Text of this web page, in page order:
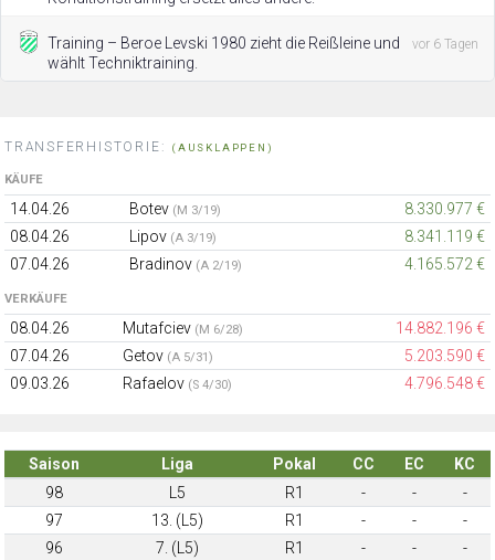
Training – Beroe Levski 1980 zieht die Reißleine und
wählt Techniktraining.
vor 6 Tagen
TRANSFERHISTORIE: (AUSKLAPPEN)
KÄUFE
14.04.26 Botev (M 3/19)
8.330.977 €
08.04.26
Lipov (A 3/19)
8.341.119 €
07.04.26
Bradinov (A 2/19) 4.165.572 €
VERKÄUFE
08.04.26 Mutafciev (M 6/28)
14.882.196 €
07.04.26
Getov (A 5/31)
5.203.590 €
09.03.26
Rafaelov (S 4/30) 4.796.548 €
Saison Liga Pokal CC EC
KC
98
L5 R1 - -
-
97
13. (L5) R1 - -
-
96
7. (L5) R1 - - -